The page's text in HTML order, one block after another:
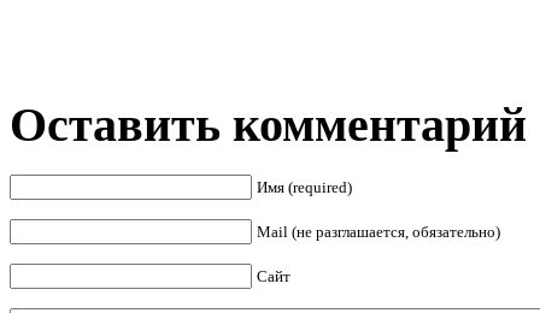
Оставить комментарий
Имя (required)
Mail (не разглашается, обязательно)
Сайт